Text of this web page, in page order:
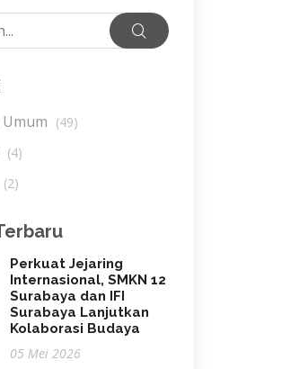
(49)
(4)
(2)
Perkuat Jejaring
Internasional, SMKN 12
Surabaya dan IFI
Surabaya Lanjutkan
Kolaborasi Budaya
05 Mei 2026